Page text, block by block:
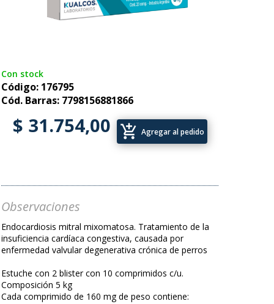
Con stock
Código: 176795
Cód. Barras: 7798156881866
$ 31.754,00 add_shopping_cart Agregar al pedido
Observaciones
Endocardiosis mitral mixomatosa. Tratamiento de la
insuficiencia cardíaca congestiva, causada por
enfermedad valvular degenerativa crónica de perros
Estuche con 2 blister con 10 comprimidos c/u.
Composición 5 kg
Cada comprimido de 160 mg de peso contiene: